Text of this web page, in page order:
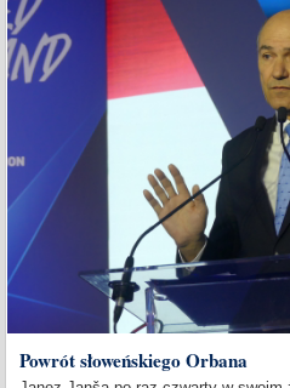
Powrót słoweńskiego Orbana